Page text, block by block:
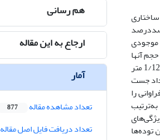
صددرصد
شدند. موجودی
و خشک راش به‌ترتیب 174 و 7/9 اصله در هکتار و حجم آنها
به‌ترتیب 2/146 و 6/3 مترمکعب در هکتار بود. در تودۀ دانه‌زاد تعداد پایه‌های زنده و خشک راش 145 و 11 اصله در هکتار را شامل می‌شد که حجم آنها به‌ترتیب 5/147 و 1/12 متر
تعداد جست
بود. جست‌گروه‌های شامل پنج جست و دو جست نیز 9/16 و 5/16 درصد فراوانی را
توده‌ها
هم رسانی
ارجاع به این مقاله
آمار
تعداد مشاهده مقاله 877
تعداد دریافت فایل اصل مقاله